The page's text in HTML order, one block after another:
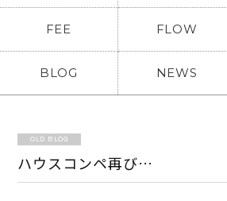
FEE FLOW
BLOG NEWS
OLD BLOG
ハウスコンペ再び…